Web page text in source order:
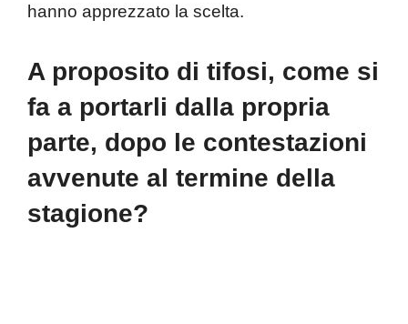
hanno apprezzato la scelta.
A proposito di tifosi, come si
fa a portarli dalla propria
parte, dopo le contestazioni
avvenute al termine della
stagione?